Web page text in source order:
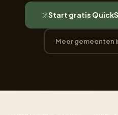
Start gratis
Meer gemeenten